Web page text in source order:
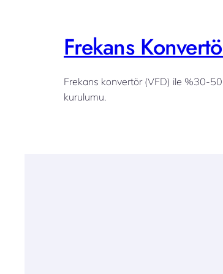
Frekans
Frekans konvertör (VFD) ile %30-
kurulumu.